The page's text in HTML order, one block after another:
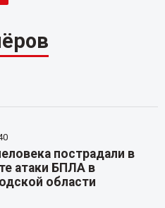
пострадали в
атаки БПЛА в
области